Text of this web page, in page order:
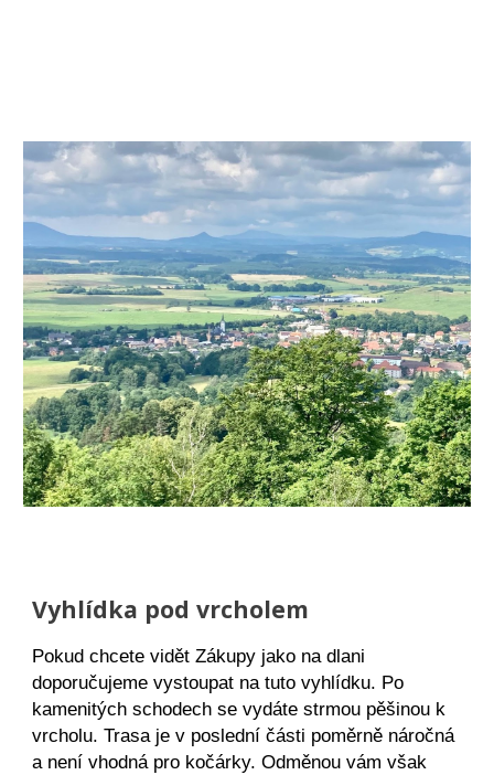
Vyhlídka pod vrcholem
Pokud chcete vidět Zákupy jako na dlani
doporučujeme vystoupat na tuto vyhlídku. Po
kamenitých schodech se vydáte strmou pěšinou k
vrcholu. Trasa je v poslední části poměrně náročná
a není vhodná pro kočárky. Odměnou vám však